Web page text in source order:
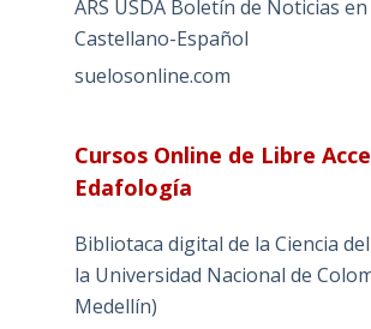
ARS USDA Boletín de Noticias en
Castellano-Español
suelosonline.com
Cursos Online de Libre
Edafología
Bibliotaca digital de la Ciencia
la Universidad Nacional de
Medellín)